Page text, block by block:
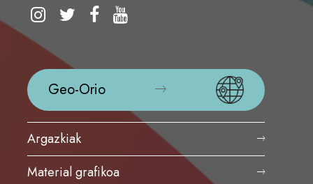
Geo-Orio
Argazkiak
Material grafikoa